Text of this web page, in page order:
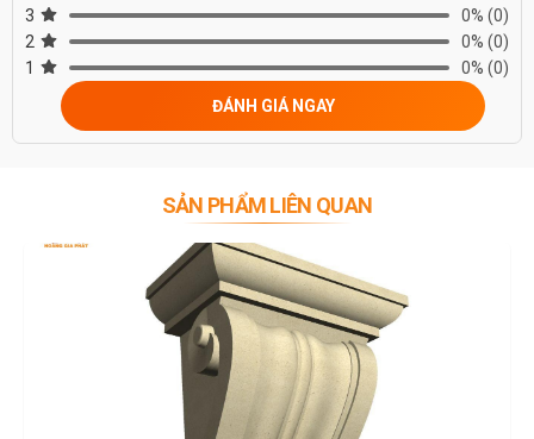
3
0% (0)
2
0% (0)
1
0% (0)
ĐÁNH GIÁ NGAY
SẢN PHẨM LIÊN QUAN